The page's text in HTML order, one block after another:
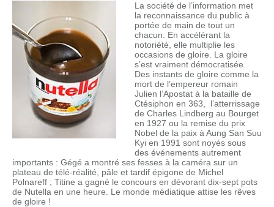
La société de l’information met
la reconnaissance du public à
portée de main de tout un
chacun. En accélérant la
notoriété, elle multiplie les
occasions de gloire. La gloire
s’est vraiment démocratisée.
Des instants de gloire comme la
mort de l’empereur romain
Julien l’Apostat à la bataille de
Ctésiphon en 363, l’atterrissage
de Charles Lindberg au Bourget
en 1927 ou la remise du prix
Nobel de la paix à Aung San Suu
Kyi en 1991 sont noyés sous
des événements autrement
importants : Gégé a montré ses fesses à la caméra sur un
plateau de télé-réalité, pâle et tardif épigone de Michel
Polnareff ; Titine a gagné le concours en dévorant dix-sept pots
de Nutella en une heure. Le monde médiatique attise les rêves
de gloire !